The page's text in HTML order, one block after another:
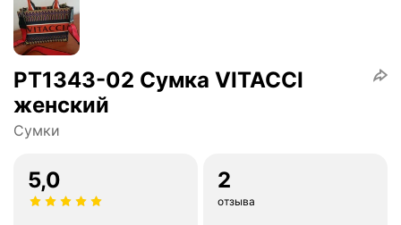
PT1343-02 Сумка VITACCI
женский
Сумки
5,0 2
отзыва